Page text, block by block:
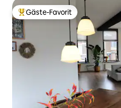
Beliebter Gäste-Favorit.
Gäste-Favorit